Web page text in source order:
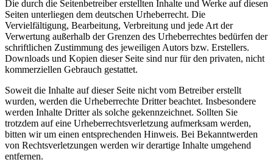
Die durch die Seitenbetreiber erstellten Inhalte und Werke auf diesen
Seiten unterliegen dem deutschen Urheberrecht. Die
Vervielfältigung, Bearbeitung, Verbreitung und jede Art der
Verwertung außerhalb der Grenzen des Urheberrechtes bedürfen der
schriftlichen Zustimmung des jeweiligen Autors bzw. Erstellers.
Downloads und Kopien dieser Seite sind nur für den privaten, nicht
kommerziellen Gebrauch gestattet.
Soweit die Inhalte auf dieser Seite nicht vom Betreiber erstellt
wurden, werden die Urheberrechte Dritter beachtet. Insbesondere
werden Inhalte Dritter als solche gekennzeichnet. Sollten Sie
trotzdem auf eine Urheberrechtsverletzung aufmerksam werden,
bitten wir um einen entsprechenden Hinweis. Bei Bekanntwerden
von Rechtsverletzungen werden wir derartige Inhalte umgehend
entfernen.